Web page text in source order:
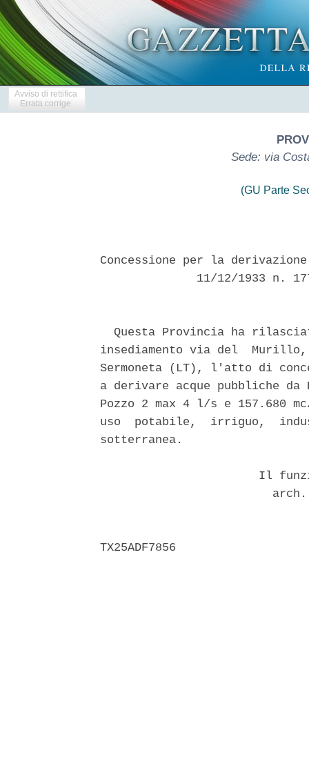
Avviso di rettifica
Errata corrige
Sede: via
(GU Parte
Concessione per la
11/12/1933 n.
Questa Provincia ha
insediamento via del
Sermoneta (LT), l'atto di
a derivare acque pubbliche da
Pozzo 2 max 4 l/s e 157.680
uso  potabile,  irriguo,
sotterranea.
Il